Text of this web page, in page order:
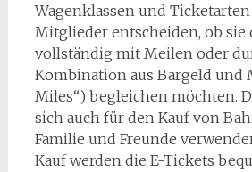
Wagenklassen und
Mitglieder entscheiden, ob sie
vollständig mit Meilen oder
Kombination aus Bargeld und
Miles“) begleichen möchten.
sich auch für den Kauf von
Familie und Freunde
Kauf werden die E-Tickets